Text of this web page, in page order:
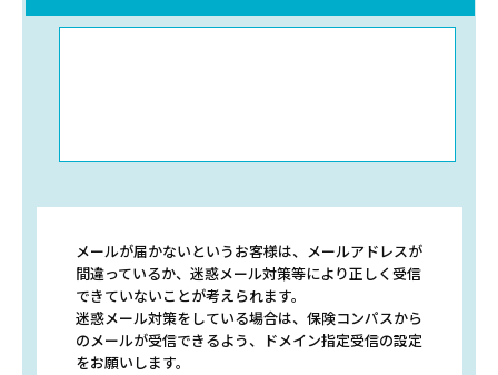
メールが届かないというお客様は、メールアドレスが
間違っているか、迷惑メール対策等により正しく受信
できていないことが考えられます。
迷惑メール対策をしている場合は、保険コンパスから
のメールが受信できるよう、ドメイン指定受信の設定
をお願いします。